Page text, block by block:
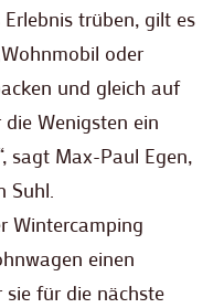
trüben, gilt es
oder
und gleich auf
Wenigsten ein
sagt Max-Paul Egen,
Suhl.
Wintercamping
einen
sie für die nächste